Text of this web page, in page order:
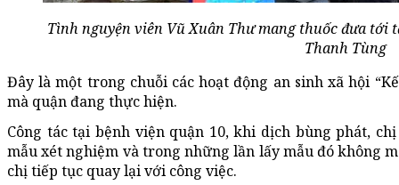
Tình nguyện viên Vũ Xuân Thư mang thuốc đưa
Thanh Tùng
Đây là một trong chuỗi các hoạt động an sinh xã hội
mà quận đang thực hiện.
Công tác tại bệnh viện quận 10, khi dịch bùng phát,
mẫu xét nghiệm và trong những lần lấy mẫu đó không
chị tiếp tục quay lại với công việc.